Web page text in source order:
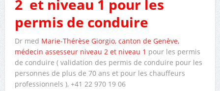
2 et niveau 1 pour les
permis de conduire
Dr med Marie-Thérèse Giorgio, canton de Genève,
médecin assesseur niveau 2 et niveau 1 pour les permis
de conduire ( validation des permis de conduire pour les
personnes de plus de 70 ans et pour les chauffeurs
professionnels ), +41 22 970 19 06